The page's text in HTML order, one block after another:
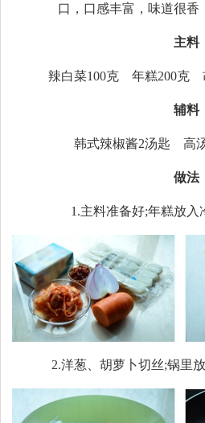
口，口感丰富，味道很香
主料
辣白菜100克 年糕200克
辅料
韩式辣椒酱2汤匙 高
做法
1.主料准备好;年糕放入
2.洋葱、胡萝卜切丝;锅里放